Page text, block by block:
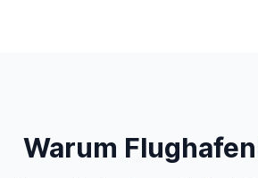
Warum